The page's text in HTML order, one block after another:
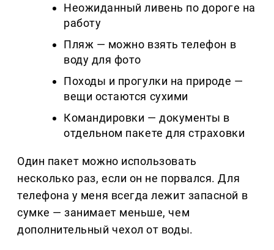
Неожиданный ливень по дороге на
работу
Пляж — можно взять телефон в
воду для фото
Походы и прогулки на природе —
вещи остаются сухими
Командировки — документы в
отдельном пакете для страховки
Один пакет можно использовать
несколько раз, если он не порвался. Для
телефона у меня всегда лежит запасной в
сумке — занимает меньше, чем
дополнительный чехол от воды.